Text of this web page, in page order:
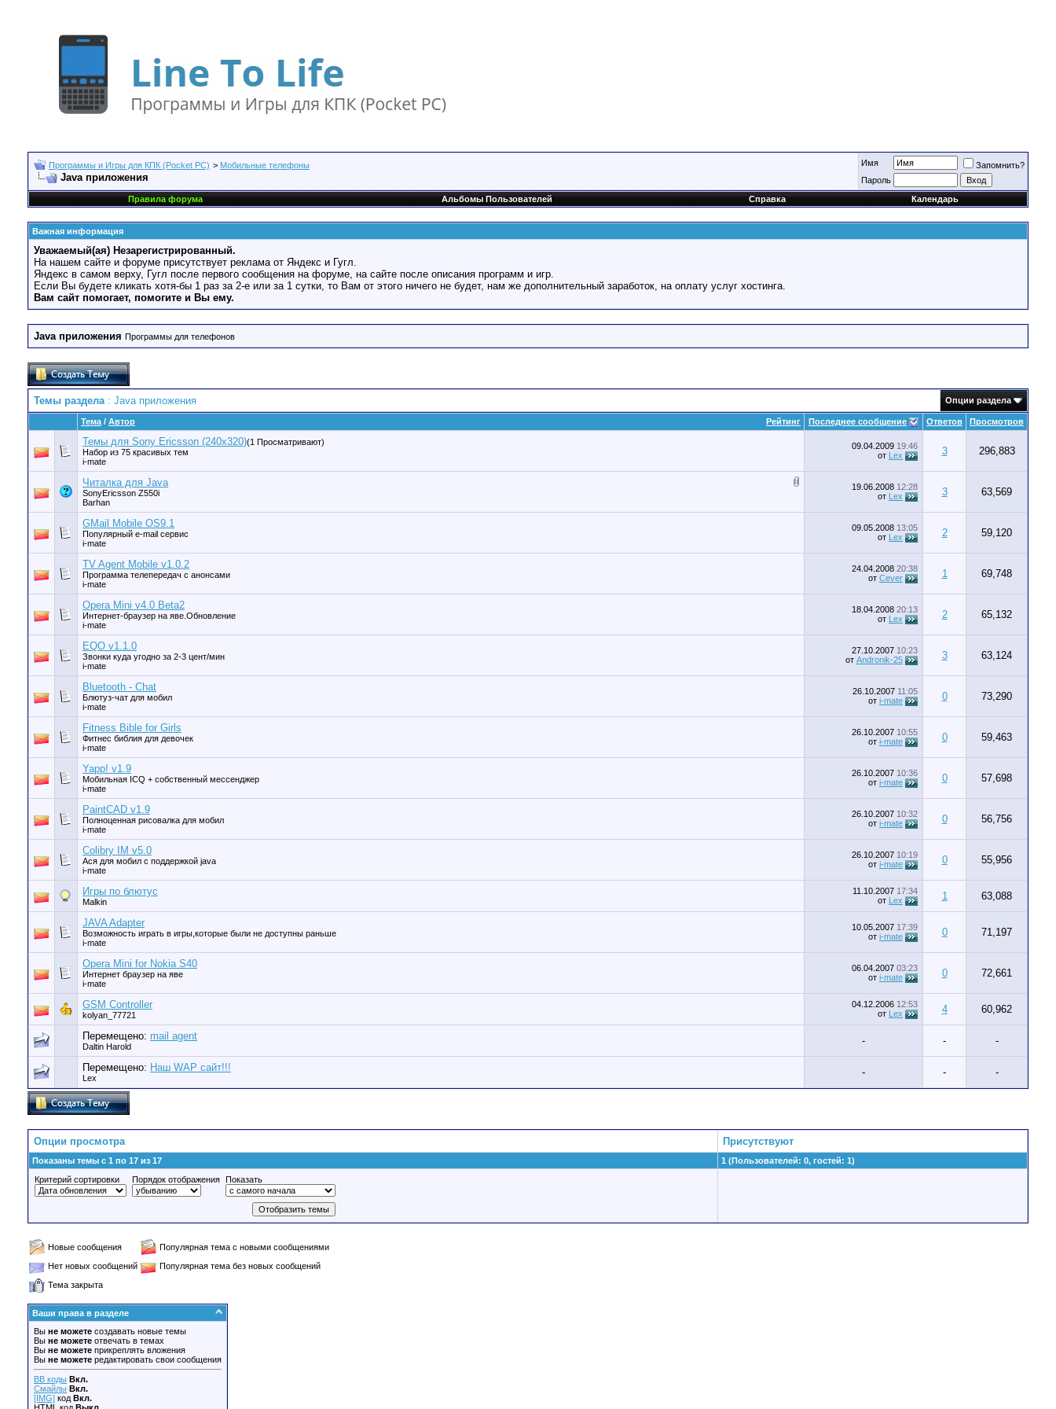
Программы и Игры для КПК (Pocket PC) > Мобильные телефоны
Java приложения
Имя
Запомнить?
Пароль
Правила форума
Альбомы Пользователей Справка Календарь
Важная информация
Уважаемый(ая) Незарегистрированный.
На нашем сайте и форуме присутствует реклама от Яндекс и Гугл.
Яндекс в самом верху, Гугл после первого сообщения на форуме, на сайте после описания программ и игр.
Если Вы будете кликать хотя-бы 1 раз за 2-е или за 1 сутки, то Вам от этого ничего не будет, нам же дополнительный заработок, на оплату услуг хостинга.
Вам сайт помогает, помогите и Вы ему.
Java приложения Программы для телефонов
Темы раздела: Java приложения Опции раздела
Рейтинг
Тема / Автор Последнее сообщение Ответов Просмотров
Темы для Sony Ericsson (240x320)(1 Просматривают)
Набор из 75 красивых тем
i-mate
09.04.2009 19:46
от Lex 3 296,883
Читалка для Java
SonyEricsson Z550i
Barhan
19.06.2008 12:28
от Lex 3 63,569
GMail Mobile OS9.1
Популярный e-mail сервис
i-mate
09.05.2008 13:05
от Lex 2 59,120
TV Agent Mobile v1.0.2
Программа телепередач с анонсами
i-mate
24.04.2008 20:38
от Cever 1 69,748
Opera Mini v4.0 Beta2
Интернет-браузер на яве.Обновление
i-mate
18.04.2008 20:13
от Lex 2 65,132
EQO v1.1.0
Звонки куда угодно за 2-3 цент/мин
i-mate
27.10.2007 10:23
от Andronik-25 3 63,124
Bluetooth - Chat
Блютуз-чат для мобил
i-mate
26.10.2007 11:05
от i-mate 0 73,290
Fitness Bible for Girls
Фитнес библия для девочек
i-mate
26.10.2007 10:55
от i-mate 0 59,463
Yapp! v1.9
Мобильная ICQ + собственный мессенджер
i-mate
26.10.2007 10:36
от i-mate 0 57,698
PaintCAD v1.9
Полноценная рисовалка для мобил
i-mate
26.10.2007 10:32
от i-mate 0 56,756
Colibry IM v5.0
Ася для мобил с поддержкой java
i-mate
26.10.2007 10:19
от i-mate 0 55,956
Игры по блютус
Malkin
11.10.2007 17:34
от Lex 1 63,088
JAVA Adapter
Возможность играть в игры,которые были не доступны раньше
i-mate
10.05.2007 17:39
от i-mate 0 71,197
Opera Mini for Nokia S40
Интернет браузер на яве
i-mate
06.04.2007 03:23
от i-mate 0 72,661
GSM Controller
kolyan_77721
04.12.2006 12:53
от Lex 4 60,962
Перемещено: mail agent
Daltin Harold - - -
Перемещено: Наш WAP сайт!!!
Lex - - -
Опции просмотра Присутствуют
Показаны темы с 1 по 17 из 17
1 (Пользователей: 0, гостей: 1)
Критерий сортировки
Порядок отображения Показать
Новые сообщения
Популярная тема с новыми сообщениями
Нет новых сообщений
Популярная тема без новых сообщений
Тема закрыта
Ваши права в разделе
Вы не можете создавать новые темы
Вы не можете отвечать в темах
Вы не можете прикреплять вложения
Вы не можете редактировать свои сообщения
BB коды Вкл.
Смайлы Вкл.
[IMG] код Вкл.